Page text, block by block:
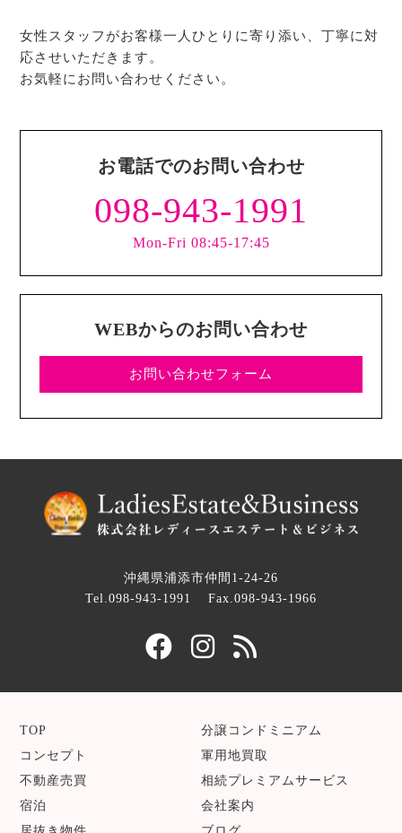
女性スタッフがお客様一人ひとりに寄り添い、丁寧に対
応させいただきます。
お気軽にお問い合わせください。
お電話でのお問い合わせ
098-943-1991
Mon-Fri 08:45-17:45
WEBからのお問い合わせ
お問い合わせフォーム
沖縄県浦添市仲間1-24-26
Tel.098-943-1991
Fax.098-943-1966
TOP
コンセプト
不動産売買
宿泊
分譲コンドミニアム
軍用地買取
相続プレミアムサービス
会社案内